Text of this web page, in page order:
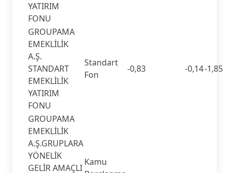
YATIRIM
FONU
GROUPAMA
EMEKLİLİK
A.Ş.
STANDART
EMEKLİLİK
YATIRIM
FONU
Standart
Fon
-0,83 -0,14-1,85
GROUPAMA
EMEKLİLİK
A.Ş.GRUPLARA
YÖNELİK
GELİR AMAÇLI
Kamu